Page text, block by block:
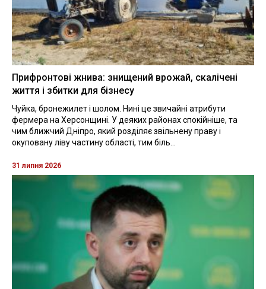
Прифронтові жнива: знищений врожай, скалічені
життя і збитки для бізнесу
Чуйка, бронежилет і шолом. Нині це звичайні атрибути
фермера на Херсонщині. У деяких районах спокійніше, та
чим ближчий Дніпро, який розділяє звільнену праву і
окуповану ліву частину області, тим біль...
31 липня 2026